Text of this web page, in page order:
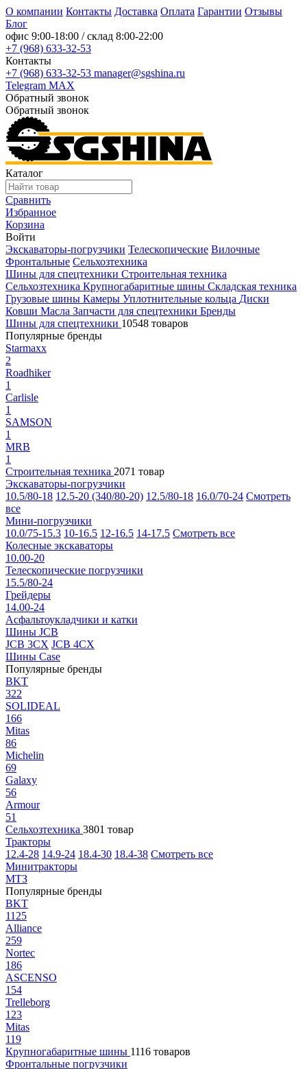
О компании Контакты Доставка Оплата Гарантии Отзывы
Блог
офис 9:00-18:00 / склад 8:00-22:00
+7 (968) 633-32-53
Контакты
+7 (968) 633-32-53 manager@sgshina.ru
Telegram MAX
Обратный звонок
Обратный звонок
Каталог
Сравнить
Избранное
Корзина
Войти
Экскаваторы-погрузчики Телескопические Вилочные
Фронтальные Сельхозтехника
Шины для спецтехники Строительная техника
Сельхозтехника Крупногабаритные шины Складская техника
Грузовые шины Камеры Уплотнительные кольца Диски
Ковши Масла Запчасти для спецтехники Бренды
Шины для спецтехники 10548 товаров
Популярные бренды
Starmaxx
2
Roadhiker
1
Carlisle
1
SAMSON
1
MRB
1
Строительная техника 2071 товар
Экскаваторы-погрузчики
10.5/80-18 12.5-20 (340/80-20) 12.5/80-18 16.0/70-24 Смотреть
все
Мини-погрузчики
10.0/75-15.3 10-16.5 12-16.5 14-17.5 Смотреть все
Колесные экскаваторы
10.00-20
Телескопические погрузчики
15.5/80-24
Грейдеры
14.00-24
Асфальтоукладчики и катки
Шины JCB
JCB 3CX JCB 4CX
Шины Case
Популярные бренды
BKT
322
SOLIDEAL
166
Mitas
86
Michelin
69
Galaxy
56
Armour
51
Сельхозтехника 3801 товар
Тракторы
12.4-28 14.9-24 18.4-30 18.4-38 Смотреть все
Минитракторы
МТЗ
Популярные бренды
BKT
1125
Alliance
259
Nortec
186
ASCENSO
154
Trelleborg
123
Mitas
119
Крупногабаритные шины 1116 товаров
Фронтальные погрузчики